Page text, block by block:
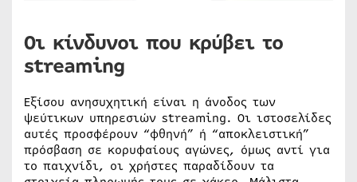
Οι κίνδυνοι που κρύβει το
streaming
Εξίσου ανησυχητική είναι η άνοδος των
ψεύτικων υπηρεσιών streaming. Οι ιστοσελίδες
αυτές προσφέρουν “φθηνή” ή “αποκλειστική”
πρόσβαση σε κορυφαίους αγώνες, όμως αντί για
το παιχνίδι, οι χρήστες παραδίδουν τα